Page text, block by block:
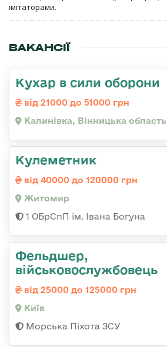
імітаторами.
ВАКАНСІЇ
Кухар в сили оборони
від 21000 до 51000 грн
Калинівка, Вінницька область
Кулеметник
від 40000 до 120000 грн
Житомир
1 ОБрСпП ім. Івана Богуна
Фельдшер,
військовослужбовець
від 25000 до 125000 грн
Київ
Морська Піхота ЗСУ